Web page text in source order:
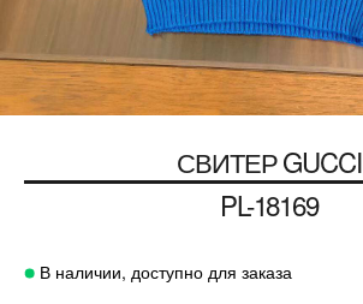
СВИТЕРGUCCI
PL-18169
В наличии, доступно для заказа